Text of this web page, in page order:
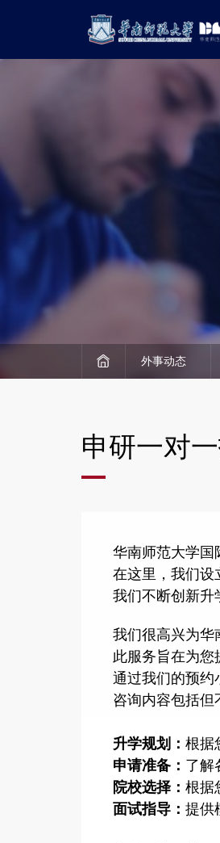
外事动态
申研一对
华南师范大学国
在这里，我们设
我们不断创新升
我们很高兴为华
此服务旨在为您
通过我们的预约
咨询内容包括但
升学规划：根据
申请准备： 了解
院校选择：根据
面试指导：提供